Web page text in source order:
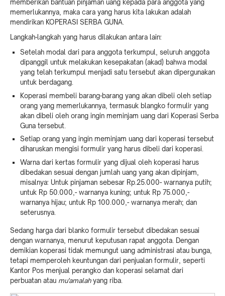
memberikan bantuan pinjaman uang kepada para anggota yang
memerlukannya, maka cara yang harus kita lakukan adalah
mendirikan KOPERASI SERBA GUNA.
Langkah-langkah yang harus dilakukan antara lain:
Setelah modal dari para anggota terkumpul, seluruh anggota
dipanggil untuk melakukan kesepakatan (akad) bahwa modal
yang telah terkumpul menjadi satu tersebut akan dipergunakan
untuk berdagang.
Koperasi membeli barang-barang yang akan dibeli oleh setiap
orang yang memerlukannya, termasuk blangko formulir yang
akan dibeli oleh orang ingin meminjam uang dari Koperasi Serba
Guna tersebut.
Setiap orang yang ingin meminjam uang dari koperasi tersebut
diharuskan mengisi formulir yang harus dibeli dari koperasi.
Warna dari kertas formulir yang dijual oleh koperasi harus
dibedakan sesuai dengan jumlah uang yang akan dipinjam,
misalnya: Untuk pinjaman sebesar Rp.25.000- warnanya putih;
untuk Rp 50.000,- warnanya kuning; untuk Rp 75.000,-
warnanya hijau; untuk Rp 100.000,- warnanya merah; dan
seterusnya.
Sedang harga dari blanko formulir tersebut dibedakan sesuai
dengan warnanya, menurut keputusan rapat anggota. Dengan
demikian koperasi tidak memungut uang administrasi atau bunga,
tetapi memperoleh keuntungan dari penjualan formulir, seperti
Kantor Pos menjual perangko dan koperasi selamat dari
perbuatan atau mu'amalahyang riba.